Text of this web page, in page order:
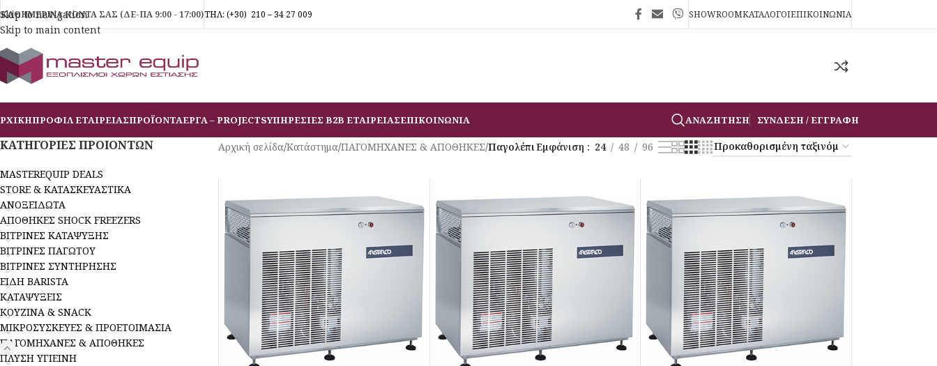
Skip to navigation
Skip to main content
ΚΑΘΗΜΕΡΙΝΑ ΚΟΝΤΑ ΣΑΣ (ΔΕ-ΠΑ 9:00 - 17:00)ΤΗΛ: (+30) 210 – 34 27 009 SHOWROOMΚΑΤΑΛΟΓΟΙΕΠΙΚΟΙΝΩΝΙΑ
ΠΡΟΦΙΛ ΕΤΑΙΡΕΙΑΣΠΡΟΪΟΝΤΑΕΡΓΑ – PROJECTSΥΠΗΡΕΣΙΕΣ B2B ΕΤΑΙΡΕΙΑΣΕΠΙΚΟΙΝΩΝΙΑ ΑΝΑΖΉΤΗΣΗ ΣΎΝΔΕΣΗ / ΕΓΓΡΑΦΉ
ΚΑΤΗΓΟΡΙΕΣ ΠΡΟΙΟΝΤΩΝ
MASTEREQUIP DEALS
STORE & ΚΑΤΑΣΚΕΥΑΣΤΙΚΑ
ΑΝΟΞΕΙΔΩΤΑ
ΑΠΟΘΗΚΕΣ SHOCK FREEZERS
ΒΙΤΡΙΝΕΣ ΚΑΤΑΨΥΞΗΣ
ΒΙΤΡΙΝΕΣ ΠΑΓΩΤΟΥ
ΒΙΤΡΙΝΕΣ ΣΥΝΤΗΡΗΣΗΣ
ΕΙΔΗ BARISTA
ΚΑΤΑΨΥΞΕΙΣ
ΚΟΥΖΙΝΑ & SNACK
ΜΙΚΡΟΣΥΣΚΕΥΕΣ & ΠΡΟΕΤΟΙΜΑΣΙΑ
ΠΑΓΟΜΗΧΑΝΕΣ & ΑΠΟΘΗΚΕΣ
ΠΛΥΣΗ ΥΓΙΕΙΝΗ
Αρχική σελίδα/Κατάστημα/ΠΑΓΟΜΗΧΑΝΕΣ & ΑΠΟΘΗΚΕΣ/ΠαγολέπιΕμφάνιση 24 48 96